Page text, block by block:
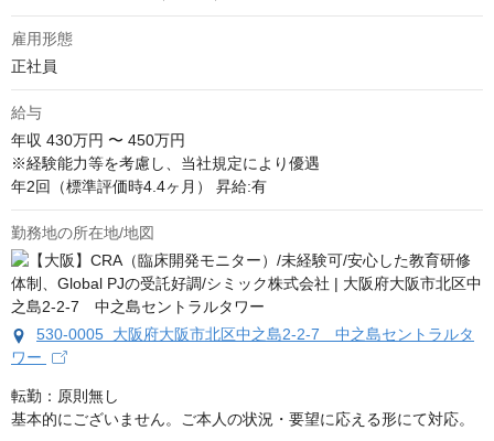
雇用形態
正社員
給与
年収 430万円 〜 450万円
※経験能力等を考慮し、当社規定により優遇
年2回（標準評価時4.4ヶ月） 昇給:有
勤務地の所在地/地図
530-0005 大阪府大阪市北区中之島2-2-7 中之島セントラルタ
ワー
転勤：原則無し
基本的にございません。ご本人の状況・要望に応える形にて対応。